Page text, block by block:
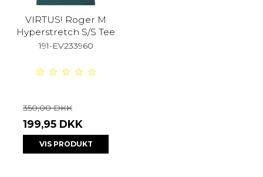
VIRTUS! Roger M
Hyperstretch S/S Tee
191-EV233960
350,00 DKK
199,95 DKK
VIS PRODUKT